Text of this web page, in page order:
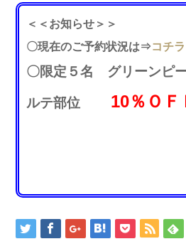
＜＜お知らせ＞＞
〇現在のご予約状況は⇒コチ
〇限定５名 グリーンピ
ルテ部位 10％ＯＦ